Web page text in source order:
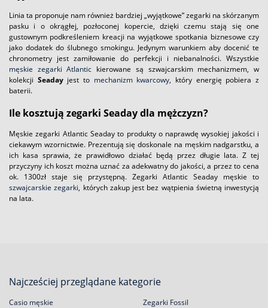
Linia ta proponuje nam również bardziej „wyjątkowe” zegarki na skórzanym
pasku i o okrągłej, pozłoconej kopercie, dzięki czemu stają się one
gustownym podkreśleniem kreacji na wyjątkowe spotkania biznesowe czy
jako dodatek do ślubnego smokingu. Jedynym warunkiem aby docenić te
chronometry jest zamiłowanie do perfekcji i niebanalności. Wszystkie
męskie zegarki Atlantic kierowane są szwajcarskim mechanizmem, w
kolekcji Seadayjest to mechanizm kwarcowy, który energię pobiera z
baterii.
Ile kosztują zegarki Seaday dla mężczyzn?
Męskie zegarki Atlantic Seaday to produkty o naprawdę wysokiej jakości i
ciekawym wzornictwie. Prezentują się doskonale na męskim nadgarstku, a
ich kasa sprawia, że prawidłowo działać będą przez długie lata. Z tej
przyczyny ich koszt można uznać za adekwatny do jakości, a przez to cena
ok. 1300zł staje się przystępną. Zegarki Atlantic Seaday męskie to
szwajcarskie zegarki, których zakup jest bez wątpienia świetną inwestycją
na lata.
Najcześciej przeglądane kategorie
Casio męskie
Zegarki Fossil